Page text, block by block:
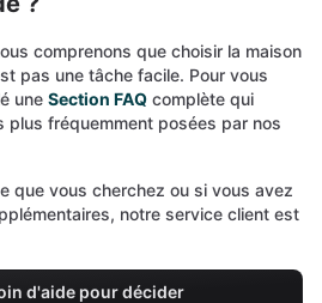
comprenons que choisir la maison
pas une tâche facile. Pour vous
une Section FAQ complète qui
plus fréquemment posées par nos
que vous cherchez ou si vous avez
notre service client est
d'aide pour décider